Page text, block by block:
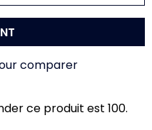
comparer
ce produit est 100.